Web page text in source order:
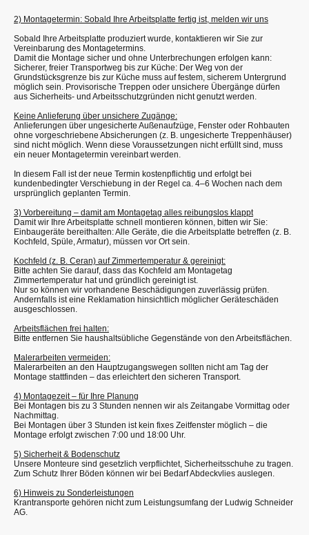
2) Montagetermin: Sobald Ihre Arbeitsplatte fertig ist, melden wir uns
Sobald Ihre Arbeitsplatte produziert wurde, kontaktieren wir Sie zur
Vereinbarung des Montagetermins.
Damit die Montage sicher und ohne Unterbrechungen erfolgen kann:
Sicherer, freier Transportweg bis zur Küche: Der Weg von der
Grundstücksgrenze bis zur Küche muss auf festem, sicherem Untergrund
möglich sein. Provisorische Treppen oder unsichere Übergänge dürfen
aus Sicherheits- und Arbeitsschutzgründen nicht genutzt werden.
Keine Anlieferung über unsichere Zugänge:
Anlieferungen über ungesicherte Außenaufzüge, Fenster oder Rohbauten
ohne vorgeschriebene Absicherungen (z. B. ungesicherte Treppenhäuser)
sind nicht möglich. Wenn diese Voraussetzungen nicht erfüllt sind, muss
ein neuer Montagetermin vereinbart werden.
In diesem Fall ist der neue Termin kostenpflichtig und erfolgt bei
kundenbedingter Verschiebung in der Regel ca. 4–6 Wochen nach dem
ursprünglich geplanten Termin.
3) Vorbereitung – damit am Montagetag alles reibungslos klappt
Damit wir Ihre Arbeitsplatte schnell montieren können, bitten wir Sie:
Einbaugeräte bereithalten: Alle Geräte, die die Arbeitsplatte betreffen (z. B.
Kochfeld, Spüle, Armatur), müssen vor Ort sein.
Kochfeld (z. B. Ceran) auf Zimmertemperatur & gereinigt:
Bitte achten Sie darauf, dass das Kochfeld am Montagetag
Zimmertemperatur hat und gründlich gereinigt ist.
Nur so können wir vorhandene Beschädigungen zuverlässig prüfen.
Andernfalls ist eine Reklamation hinsichtlich möglicher Geräteschäden
ausgeschlossen.
Arbeitsflächen frei halten:
Bitte entfernen Sie haushaltsübliche Gegenstände von den Arbeitsflächen.
Malerarbeiten vermeiden:
Malerarbeiten an den Hauptzugangswegen sollten nicht am Tag der
Montage stattfinden – das erleichtert den sicheren Transport.
4) Montagezeit – für Ihre Planung
Bei Montagen bis zu 3 Stunden nennen wir als Zeitangabe Vormittag oder
Nachmittag.
Bei Montagen über 3 Stunden ist kein fixes Zeitfenster möglich – die
Montage erfolgt zwischen 7:00 und 18:00 Uhr.
5) Sicherheit & Bodenschutz
Unsere Monteure sind gesetzlich verpflichtet, Sicherheitsschuhe zu tragen.
Zum Schutz Ihrer Böden können wir bei Bedarf Abdeckvlies auslegen.
6) Hinweis zu Sonderleistungen
Krantransporte gehören nicht zum Leistungsumfang der Ludwig Schneider
AG.